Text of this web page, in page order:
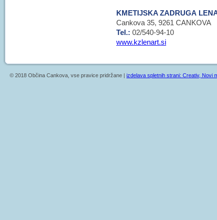
KMETIJSKA ZADRUGA
Cankova 35, 9261 CANKOVA
Tel.: 02/540-94-10
www.kzlenart.si
© 2018 Občina Cankova, vse pravice pridržane | izdelava spletnih strani: Creativ, Novi